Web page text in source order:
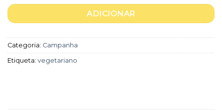
ADICIONAR
Categoria: Campanha
Etiqueta: vegetariano